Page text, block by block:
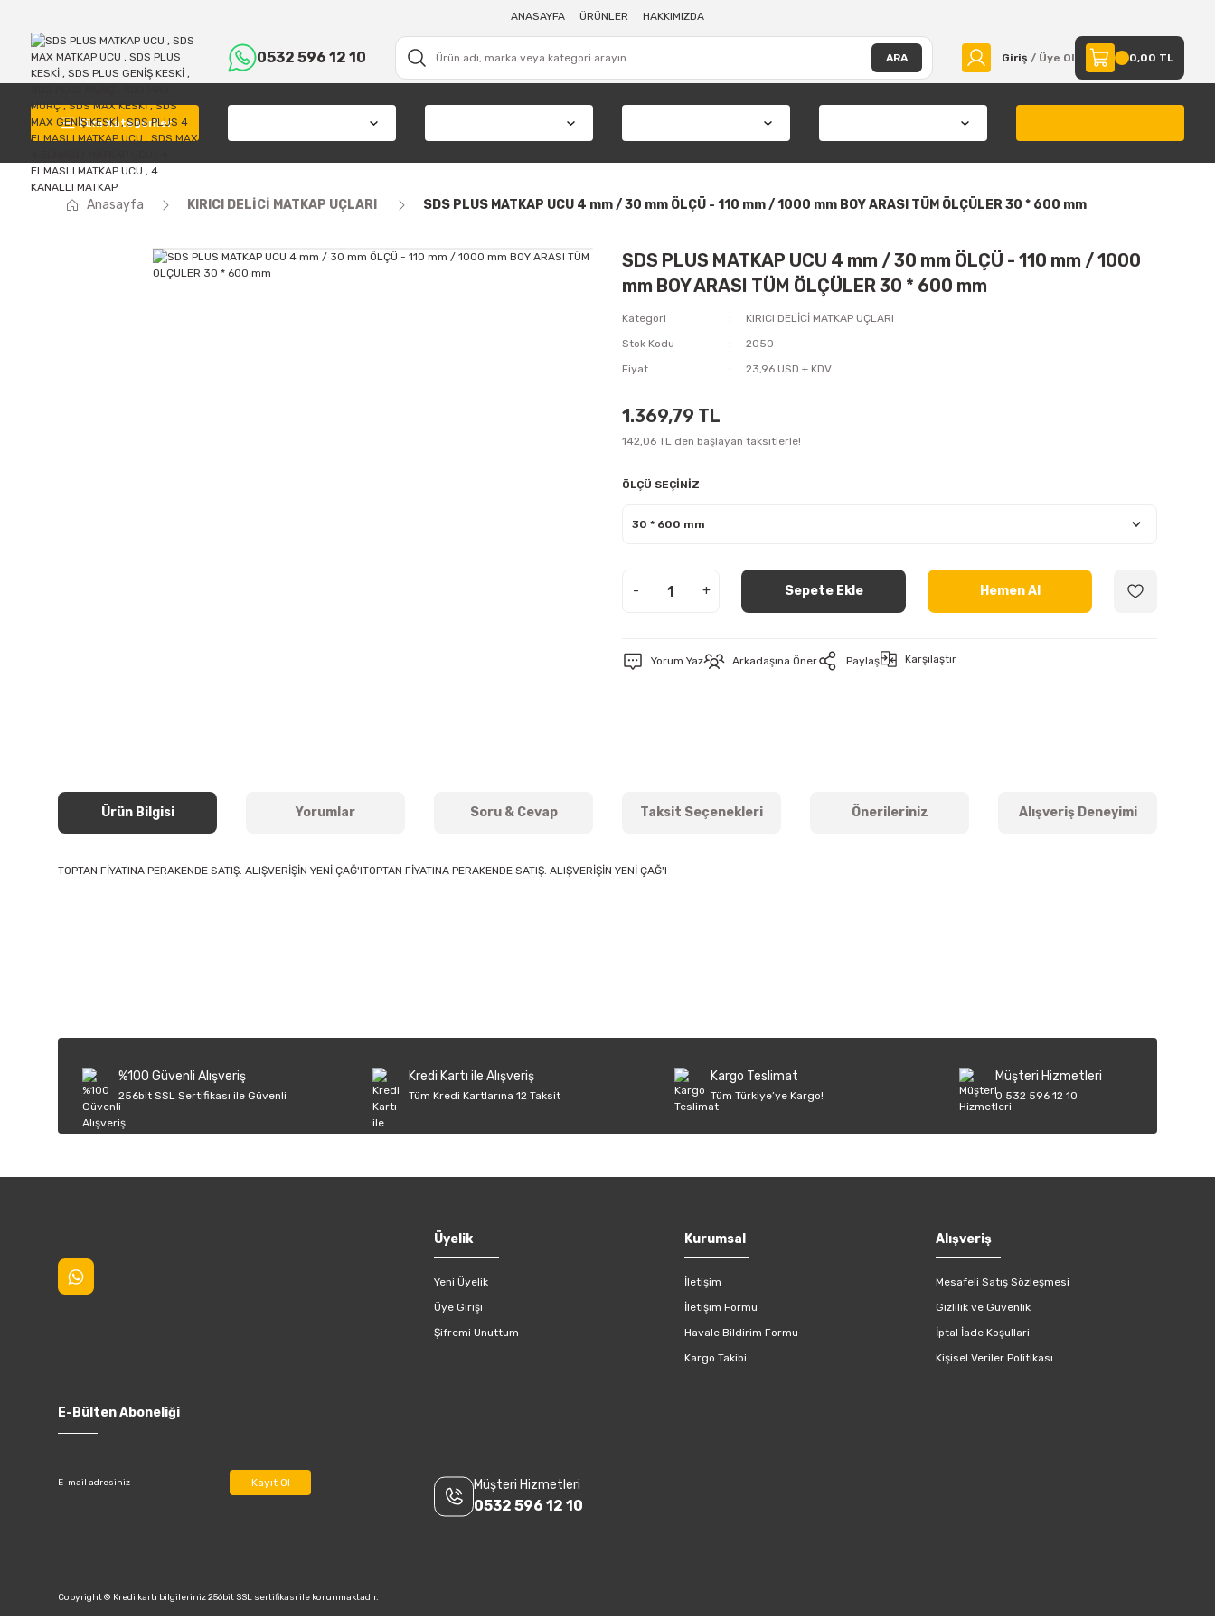
ANASAYFA ÜRÜNLER HAKKIMIZDA
0532 596 12 10 ARA Giriş / Üye Ol 0,00 TL
Tüm Kategoriler
Anasayfa KIRICI DELİCİ MATKAP UÇLARI SDS PLUS MATKAP UCU 4 mm / 30 mm ÖLÇÜ - 110 mm / 1000 mm BOY ARASI TÜM ÖLÇÜLER 30 * 600 mm
SDS PLUS MATKAP UCU 4 mm / 30 mm ÖLÇÜ - 110 mm / 1000
mm BOY ARASI TÜM ÖLÇÜLER 30 * 600 mm
Kategori
KIRICI DELİCİ MATKAP UÇLARI
Stok Kodu
2050
Fiyat
23,96 USD + KDV
1.369,79 TL
142,06 TL den başlayan taksitlerle!
ÖLÇÜ SEÇİNİZ
- + Sepete Ekle Hemen Al
Yorum Yaz Arkadaşına Öner Paylaş Karşılaştır
Ürün Bilgisi Yorumlar Soru & Cevap Taksit Seçenekleri Önerileriniz Alışveriş Deneyimi
TOPTAN FİYATINA PERAKENDE SATIŞ. ALIŞVERİŞİN YENİ ÇAĞ'ITOPTAN FİYATINA PERAKENDE SATIŞ. ALIŞVERİŞİN YENİ ÇAĞ'I
Ürün fiyatı diğer sitelerden daha pahalı.
Bu ürüne benzer farklı alternatifler olmalı.
%100 Güvenli Alışveriş
256bit SSL Sertifikası ile Güvenli
Kredi Kartı ile Alışveriş
Tüm Kredi Kartlarına 12 Taksit
Kargo Teslimat
Tüm Türkiye’ye Kargo!
Müşteri Hizmetleri
0 532 596 12 10
Üyelik
Yeni Üyelik
Üye Girişi
Şifremi Unuttum
Kurumsal
İletişim
İletişim Formu
Havale Bildirim Formu
Kargo Takibi
Alışveriş
Mesafeli Satış Sözleşmesi
Gizlilik ve Güvenlik
İptal İade Koşullari
Kişisel Veriler Politikası
E-Bülten Aboneliği
Kayıt Ol Müşteri Hizmetleri
0532 596 12 10
Copyright © Kredi kartı bilgileriniz 256bit SSL sertifikası ile korunmaktadır.